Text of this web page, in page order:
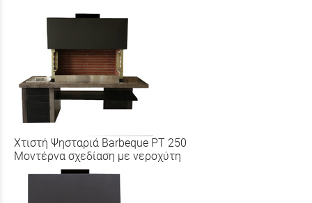
Χτιστή Ψησταριά Barbeque PT 250
Μοντέρνα σχεδίαση με νεροχύτη